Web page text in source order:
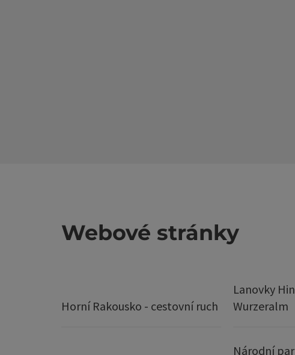
Webové stránky
Horní Rakousko - cestovní ruch
Lanovky
Wurzeralm
Národní